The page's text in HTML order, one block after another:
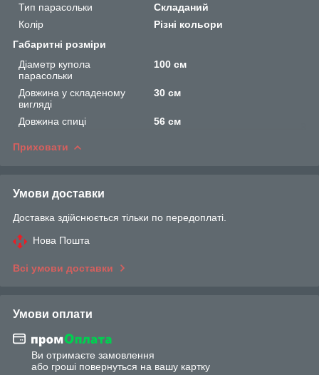
Тип парасольки
Складаний
Колір
Різні кольори
Габаритні розміри
Діаметр купола
парасольки
100 см
Довжина у складеному
вигляді
30 см
Довжина спиці 56 см
Приховати
Умови доставки
Доставка здійснюється тільки по передоплаті.
Нова Пошта
Всі умови доставки
Умови оплати
Ви отримаєте замовлення
або гроші повернуться на вашу картку